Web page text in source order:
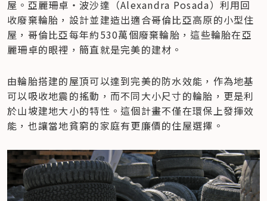
屋。亞麗珊卓‧波沙達（Alexandra Posada）利用回
收廢棄輪胎，設計並建造出適合哥倫比亞高原的小型住
屋，哥倫比亞每年約530萬個廢棄輪胎，這些輪胎在亞
麗珊卓的眼裡，簡直就是完美的建材。
由輪胎搭建的屋頂可以達到完美的防水效能，作為地基
可以吸收地震的搖動，而不同大小尺寸的輪胎，更是利
於山坡建地大小的特性。這個計畫不僅在環保上發揮效
能，也讓當地貧窮的家庭有更廉價的住屋選擇。